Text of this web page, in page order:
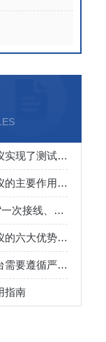
互感器变比极性测试仪实现了测试的集成化与简便性
变压器变形绕组测试仪的主要作用与价值
CT参数分析仪实现了“一次接线、多项检测、自动生成结果”的流程
变压器变形绕组测试仪的六大优势分析
操作变压器综合测试台需要遵循严格的安全规程
指南